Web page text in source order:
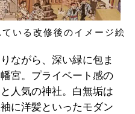
いる改修後のイメージ絵
ながら、深い緑に包ま
宮。プライベート感の
人気の神社。白無垢は
に洋髪といったモダン